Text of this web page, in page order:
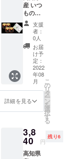
量:170g
保存方
法:直射
日光を
避け、
冷暗所
で保存
添加物
表示:無
し アレ
ルギー
表示:無
し 賞味
日～180
日 主原
材料の
原産地:
高知県
産 いつ
もの
みょう
が
170g×4
個 (送料
＆消費
税込) 名
称:ド
レッシ
ングタ
イプ調
味料 原
材料:
みょう
モン
酢、砂
糖、食
塩 内容
支援
者：
0人
お届
け予
定：
2022
年08
月
詳細を見る
こ
の
リ
タ
ー
ン
を
選
択
す
る
3,8
40 円
残り6
高知県